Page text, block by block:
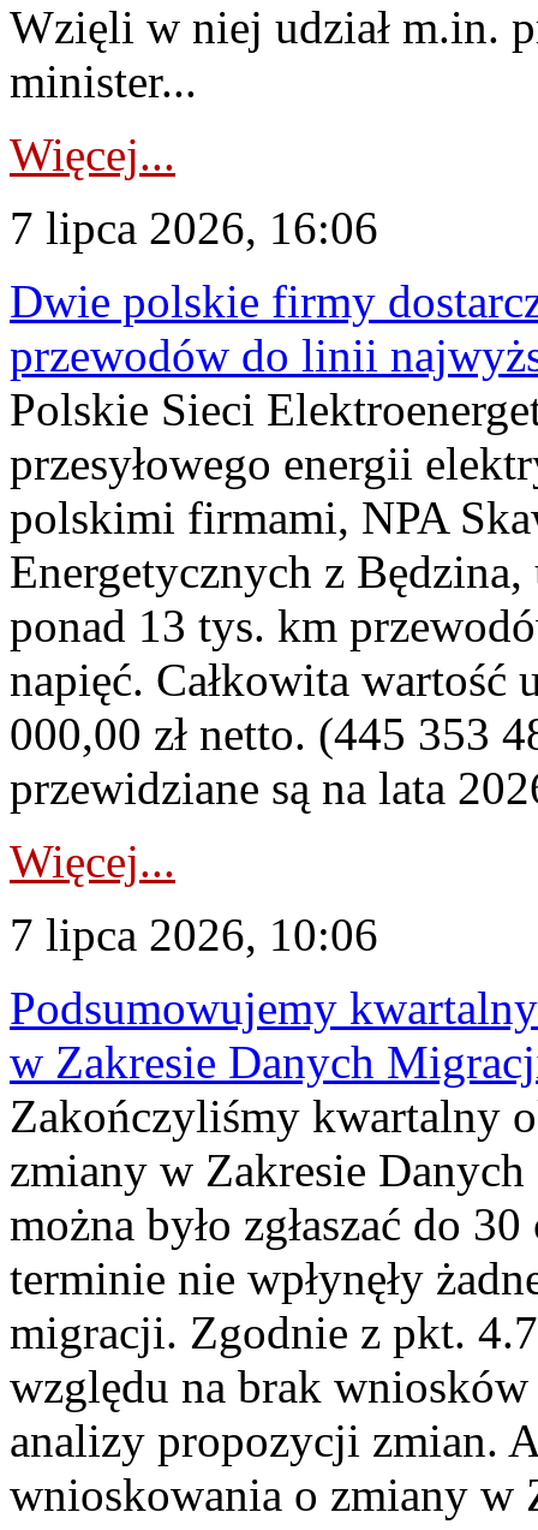
Wzięli w niej udział m.in.
minister...
Więcej...
7 lipca 2026, 16:06
Dwie polskie firmy
przewodów do linii
Polskie Sieci
przesyłowego energii
polskimi firmami, NPA
Energetycznych z
ponad 13 tys. km
napięć. Całkowita
000,00 zł netto. (445 353
przewidziane są na lata
Więcej...
7 lipca 2026, 10:06
Podsumowujemy
w Zakresie Danych
Zakończyliśmy kwartalny
zmiany w Zakresie
można było zgłaszać do
terminie nie wpłynęły
migracji. Zgodnie z pkt.
względu na brak
analizy propozycji zmian.
wnioskowania o zmiany w